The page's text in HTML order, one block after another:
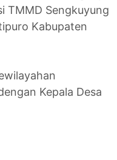
TMMD Sengkuyung
Kabupaten
Kepala Desa